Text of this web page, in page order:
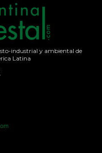
industrial y ambiental de
Latina